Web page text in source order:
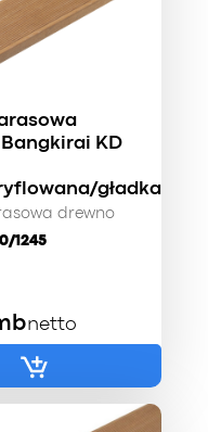
KD
gładka
drewno
1245
netto